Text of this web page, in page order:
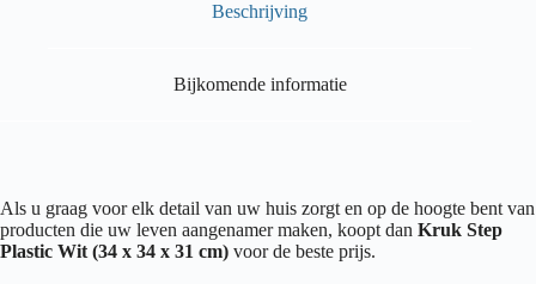
Beschrijving
Bijkomende informatie
Als u graag voor elk detail van uw huis zorgt en op de hoogte bent van
producten die uw leven aangenamer maken, koopt dan Kruk Step
Plastic Wit (34 x 34 x 31 cm) voor de beste prijs.